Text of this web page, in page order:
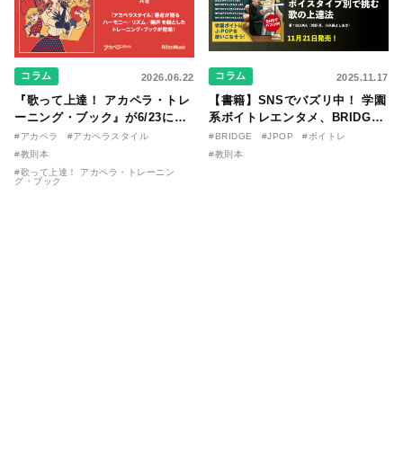
コラム 2026.06.22
『歌って上達！ アカペラ・トレ
ーニング・ブック』が6/23に発
売！ 課題曲音源・音取り用アプ
リを公開。
#アカペラ
#アカペラスタイル
#教則本
#歌って上達！ アカペラ・トレーニン
グ・ブック
コラム 2025.11.17
【書籍】SNSでバズリ中！ 学園
系ボイトレエンタメ、BRIDGE
が届ける教則本『１分で攻略！
ボイスタイプ別で挑む歌の上達
#BRIDGE #JPOP
#ボイトレ
#教則本